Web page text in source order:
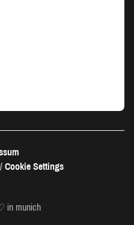
Cookie Settings
in munich